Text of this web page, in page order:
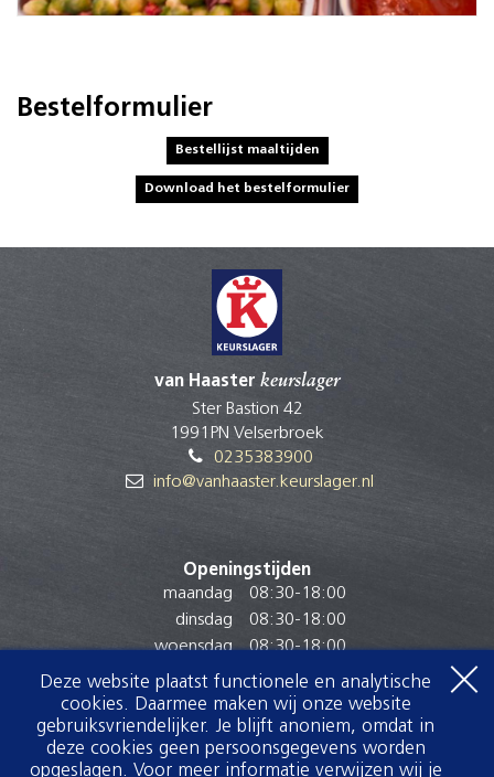
Bestelformulier
Bestellijst maaltijden
Download het bestelformulier
van Haaster keurslager
Ster Bastion 42
1991PN Velserbroek
0235383900
info@vanhaaster.keurslager.nl
Openingstijden
maandag
08:30-18:00
dinsdag
08:30-18:00
woensdag
08:30-18:00
donderdag
08:30 -
vrijdag
08:30- 18:00
zaterdag
08:00-16:00
zondag
Gesloten
Deze website plaatst functionele en analytische
cookies. Daarmee maken wij onze website
gebruiksvriendelijker. Je blijft anoniem, omdat in
deze cookies geen persoonsgegevens worden
opgeslagen. Voor meer informatie verwijzen wij je